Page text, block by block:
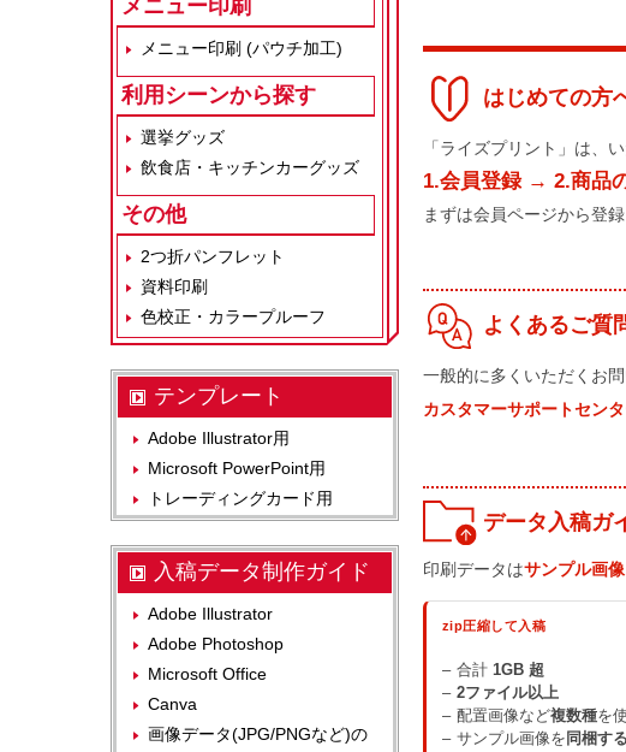
はじめての方
「ライズプリント」は、
1.会員登録 → 2.商品
まずは会員ページから登
よくあるご質
一般的に多くいただくお
カスタマーサポートセン
データ入稿ガ
印刷データはサンプル画像
zip圧縮して入稿
合計 1GB 超
2ファイル以上
配置画像など複数種を
サンプル画像を 同梱する
メニュー印刷
メニュー印刷 (パウチ加工)
利用シーンから探す
選挙グッズ
飲食店・キッチンカーグッズ
その他
2つ折パンフレット
資料印刷
色校正・カラープルーフ
テンプレート
Adobe Illustrator用
Microsoft PowerPoint用
トレーディングカード用
入稿データ制作ガイド
Adobe Illustrator
Adobe Photoshop
Microsoft Office
Canva
画像データ(JPG/PNGなど)の